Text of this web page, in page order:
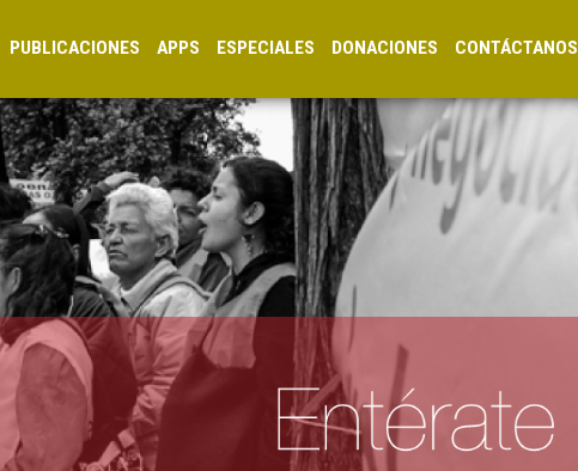
PUBLICACIONES APPS ESPECIALES DONACIONES CONTÁCTANOS